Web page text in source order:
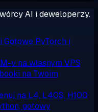
AI i deweloperzy.
Gotowe PyTorch i
y na własnym VPS
na Twoim
na L4, L40S, H100
gotowy